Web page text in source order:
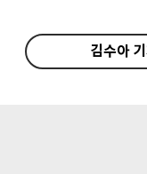
김수아